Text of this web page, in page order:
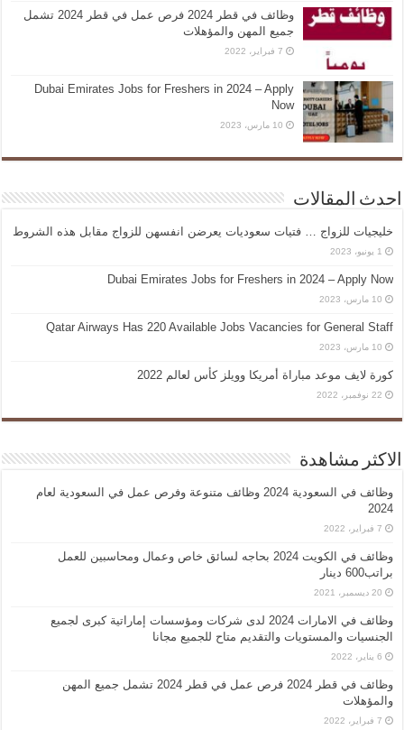
وظائف في قطر 2024 فرص عمل في قطر 2024 تشمل
جميع المهن والمؤهلات
7 فبراير، 2022
Dubai Emirates Jobs for Freshers in 2024 – Apply
Now
10 مارس، 2023
احدث المقالات
خليجيات للزواج … فتيات سعوديات يعرضن انفسهن للزواج مقابل هذه الشروط
1 يونيو، 2023
Dubai Emirates Jobs for Freshers in 2024 – Apply Now
10 مارس، 2023
Qatar Airways Has 220 Available Jobs Vacancies for General Staff
10 مارس، 2023
كورة لايف موعد مباراة أمريكا وويلز كأس لعالم 2022
22 نوفمبر، 2022
الاكثر مشاهدة
وظائف في السعودية 2024 وظائف متنوعة وفرص عمل في السعودية لعام
2024
7 فبراير، 2022
وظائف في الكويت 2024 بحاجه لسائق خاص وعمال ومحاسبين للعمل
براتب600 دينار
20 ديسمبر، 2021
وظائف في الامارات 2024 لدى شركات ومؤسسات إماراتية كبرى لجميع
الجنسيات والمستويات والتقديم متاح للجميع مجانا
6 يناير، 2022
وظائف في قطر 2024 فرص عمل في قطر 2024 تشمل جميع المهن
والمؤهلات
7 فبراير، 2022